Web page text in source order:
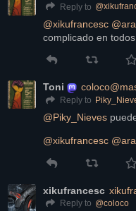
Reply to @
@xikufrancesc @
complicado en
Toni
Reply to
@Piky_Nieves
@xikufrancesc @
xikufrancesc
Reply to @coloco